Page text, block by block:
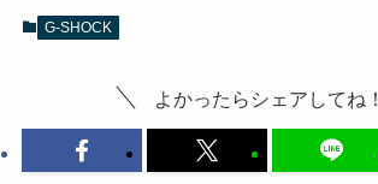
G-SHOCK
よかったらシェアしてね！